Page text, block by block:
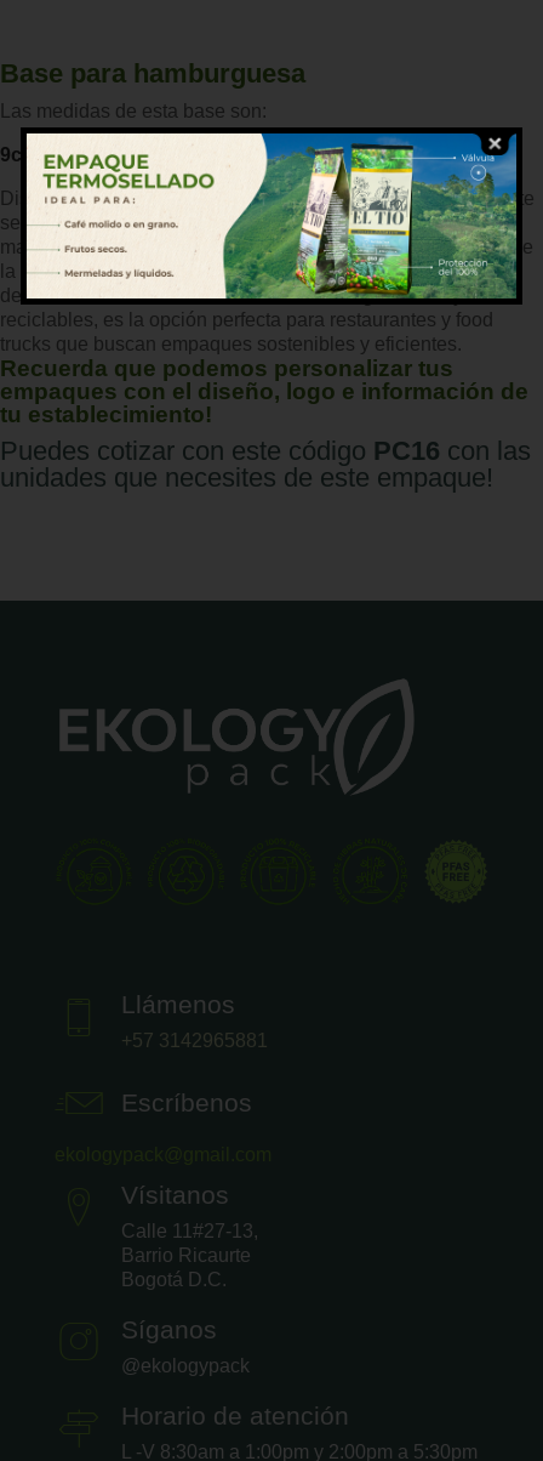
Base para hamburguesa
Las medidas de esta base son:
9cm*5cm*9cm
Diseñada para brindar una presentación atractiva y un soporte
seguro, esta base es ideal para servir hamburguesas de
manera práctica y funcional. Su estructura resistente mantiene
la hamburguesa en su lugar, facilitando su consumo sin
desorden. Fabricada con materiales biodegradables y
reciclables, es la opción perfecta para restaurantes y food
trucks que buscan empaques sostenibles y eficientes.
Recuerda que podemos personalizar tus
empaques con el diseño, logo e información de
tu establecimiento!
Puedes cotizar con este código PC16 con las
unidades que necesites de este empaque!
Llámenos
+57 3142965881
Escríbenos
Vísitanos
Calle 11#27-13,
Barrio Ricaurte
Bogotá D.C.
Síganos
@ekologypack
Horario de atención
L -V 8:30am a 1:00pm y 2:00pm a 5:30pm